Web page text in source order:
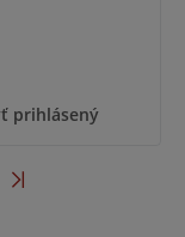
prihlásený